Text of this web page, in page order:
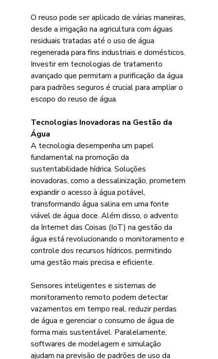
O reuso pode ser aplicado de várias maneiras,
desde a irrigação na agricultura com águas
residuais tratadas até o uso de água
regenerada para fins industriais e domésticos.
Investir em tecnologias de tratamento
avançado que permitam a purificação da água
para padrões seguros é crucial para ampliar o
escopo do reuso de água.
Tecnologias Inovadoras na Gestão da
Água
A tecnologia desempenha um papel
fundamental na promoção da
sustentabilidade hídrica. Soluções
inovadoras, como a dessalinização, prometem
expandir o acesso à água potável,
transformando água salina em uma fonte
viável de água doce. Além disso, o advento
da Internet das Coisas (IoT) na gestão da
água está revolucionando o monitoramento e
controle dos recursos hídricos, permitindo
uma gestão mais precisa e eficiente.
Sensores inteligentes e sistemas de
monitoramento remoto podem detectar
vazamentos em tempo real, reduzir perdas
de água e gerenciar o consumo de água de
forma mais sustentável. Paralelamente,
softwares de modelagem e simulação
ajudam na previsão de padrões de uso da